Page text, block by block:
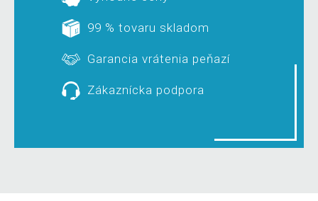
99 % tovaru skladom
Garancia vrátenia peňazí
Zákaznícka podpora